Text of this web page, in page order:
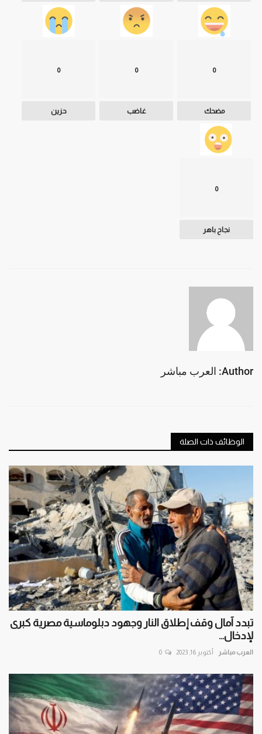
0
مضحك
0
غاضب
0
حزين
0
نجاح باهر
Author: العرب مباشر
الوظائف ذات الصلة
تبدد آمال وقف إطلاق النار وجهود دبلوماسية مصرية كبرى
لإدخال...
العرب مباشر أكتوبر 16, 2023 0